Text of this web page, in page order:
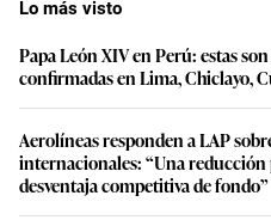
Lo más visto
Papa León XIV en Perú: estas
confirmadas en Lima, Chiclayo,
Aerolíneas responden a LAP
internacionales: “Una
desventaja competitiva de fondo”